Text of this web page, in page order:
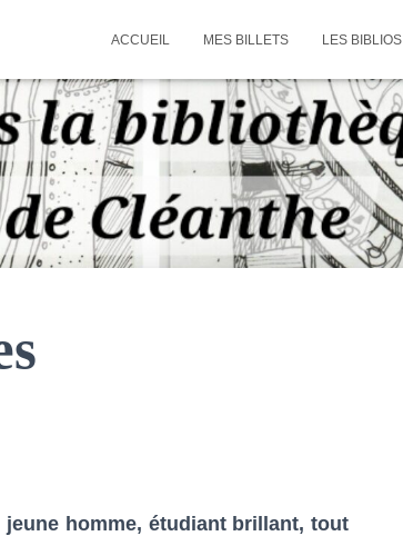
ACCUEIL MES BILLETS LES BIBLIOS
homme, étudiant brillant, tout